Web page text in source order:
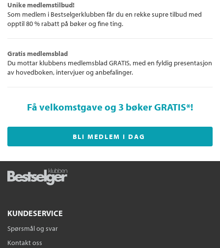
Unike medlemstilbud!
Som medlem i Bestselgerklubben får du en rekke supre tilbud med
opptil 80 % rabatt på bøker og fine ting.
Gratis medlemsblad
Du mottar klubbens medlemsblad GRATIS, med en fyldig presentasjon
av hovedboken, intervjuer og anbefalinger.
Få velkomstgave og 3 bøker GRATIS*!
BLI MEDLEM I DAG
KUNDESERVICE
Spørsmål og svar
Kontakt oss